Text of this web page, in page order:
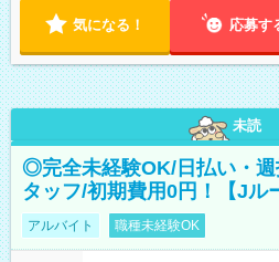
気になる！ 応募す
未読
◎完全未経験OK/日払い・週
タッフ/初期費用0円！【Jル
アルバイト 職種未経験OK